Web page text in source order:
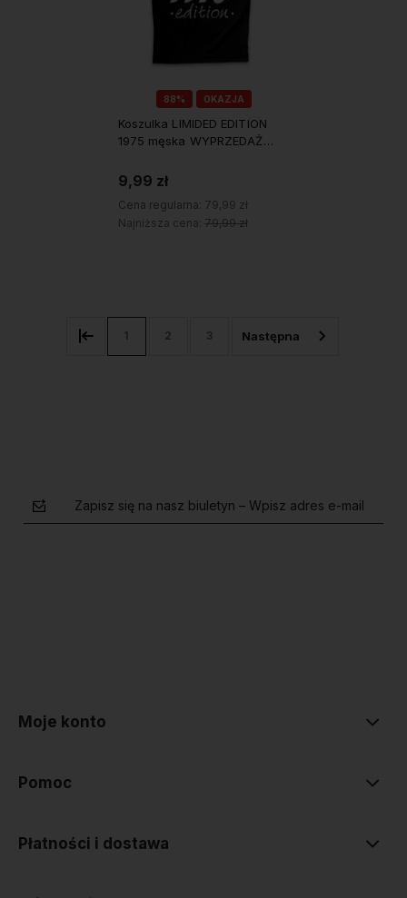
88% OKAZJA
Koszulka LIMIDED EDITION
1975 męska WYPRZEDAŻ
9,99 zł
Cena regularna: 79,99 zł
Najniższa cena: 79,99 zł
1 2 3
Zapisz się na nasz biuletyn – Wpisz adres e-mail
Moje konto
Pomoc
Płatności i dostawa